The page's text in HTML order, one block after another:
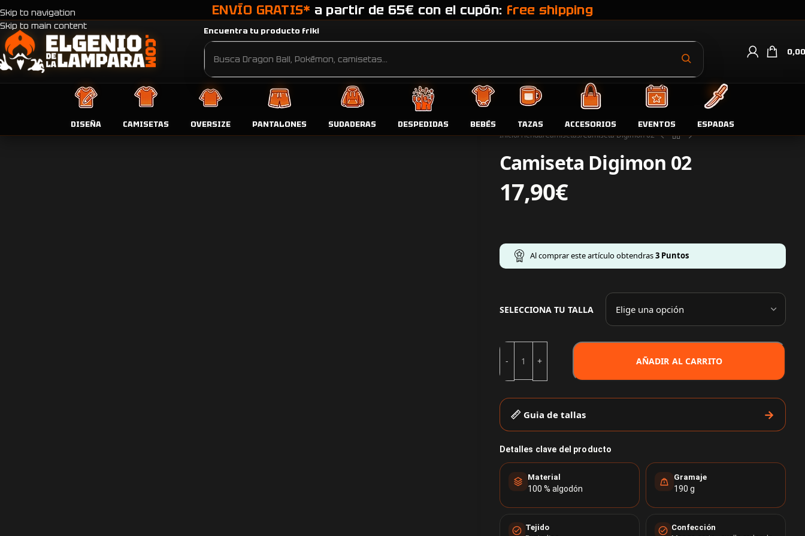
Skip to navigation
Skip to main content
ENVÍO GRATIS* a partir de 65€ con el cupón: free shipping
Encuentra tu producto friki
0,00
DISEÑA CAMISETAS OVERSIZE PANTALONES SUDADERAS DESPEDIDAS BEBÉS TAZAS ACCESORIOS EVENTOS
ESPADAS
Inicio Tienda Camisetas Camiseta Digimon 02
Camiseta Digimon 02
17,90€
Al comprar este artículo obtendras3Puntos
SELECCIONA TU TALLA
AÑADIR AL CARRITO
Guia de tallas
Detalles clave del producto
Material
100 % algodón
Gramaje
190 g
Tejido
Confección